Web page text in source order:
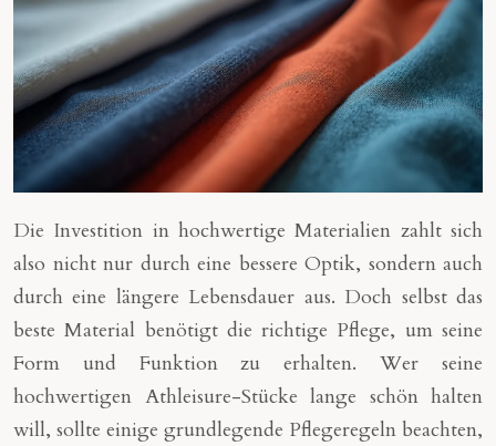
Die Investition in hochwertige Materialien zahlt sich
also nicht nur durch eine bessere Optik, sondern auch
durch eine längere Lebensdauer aus. Doch selbst das
beste Material benötigt die richtige Pflege, um seine
Form und Funktion zu erhalten. Wer seine
hochwertigen Athleisure-Stücke lange schön halten
will, sollte einige grundlegende Pflegeregeln beachten,